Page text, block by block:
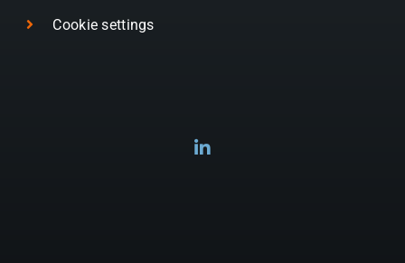
Cookie settings